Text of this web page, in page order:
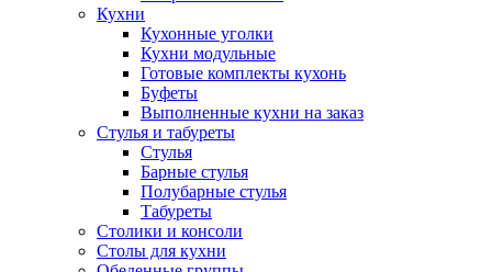
Кухни
Кухонные уголки
Кухни модульные
Готовые комплекты кухонь
Буфеты
Выполненные кухни на заказ
Стулья и табуреты
Стулья
Барные стулья
Полубарные стулья
Табуреты
Столики и консоли
Столы для кухни